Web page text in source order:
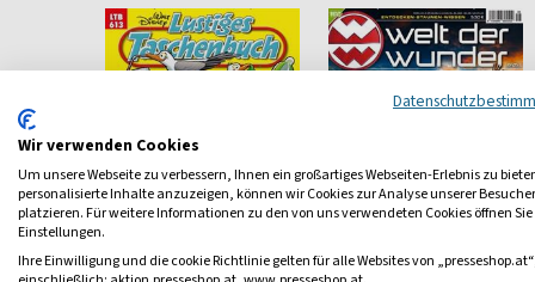
Wir verwenden Cookies
Um unsere Webseite zu verbessern, Ihnen ein großartiges Webseiten-Erlebnis zu
personalisierte Inhalte anzuzeigen, können wir Cookies zur Analyse unserer
platzieren. Für weitere Informationen zu den von uns verwendeten Cookies öffnen
Einstellungen.
Ihre Einwilligung und die cookie Richtlinie gelten für alle Websites von